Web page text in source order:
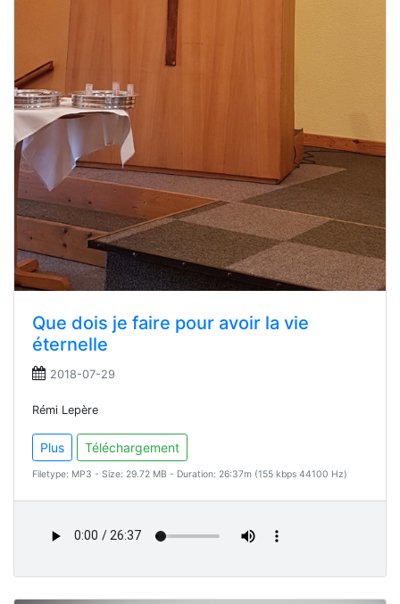
Que dois je faire pour avoir la vie
éternelle
2018-07-29
Rémi Lepère
Plus Téléchargement
Filetype: MP3 - Size: 29.72 MB - Duration: 26:37m (155 kbps 44100 Hz)